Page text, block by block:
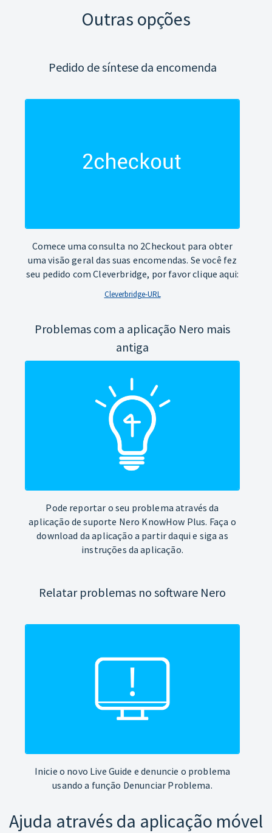
Outras opções
Pedido de síntese da encomenda
Comece uma consulta no 2Checkout para obter
uma visão geral das suas encomendas. Se você fez
seu pedido com Cleverbridge, por favor clique aqui:
Cleverbridge-URL
Problemas com a aplicação Nero mais
antiga
Pode reportar o seu problema através da
aplicação de suporte Nero KnowHow Plus. Faça o
download da aplicação a partir daqui e siga as
instruções da aplicação.
Relatar problemas no software Nero
Inicie o novo Live Guide e denuncie o problema
usando a função Denunciar Problema.
Ajuda através da aplicação móvel